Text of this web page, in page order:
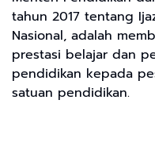
tahun 2017 tentang
Nasional, adalah
prestasi belajar dan
pendidikan kepada
satuan pendidikan.